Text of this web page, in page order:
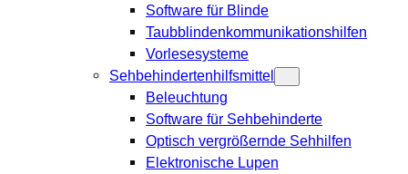
Software für Blinde
Taubblindenkommunikationshilfen
Vorlesesysteme
Sehbehindertenhilfsmittel
Beleuchtung
Software für Sehbehinderte
Optisch vergrößernde Sehhilfen
Elektronische Lupen